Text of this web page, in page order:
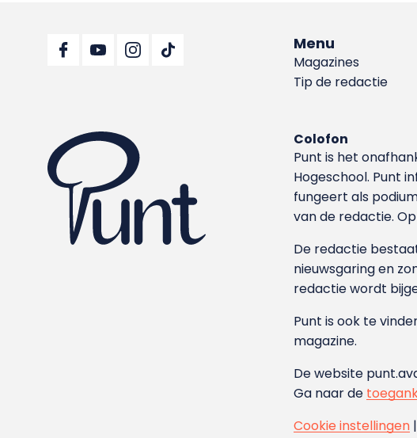
Menu
Magazines
Tip de redactie
Colofon
Punt is het
Hoge­school. Punt
fungeert als
van de redactie.
De redactie
nieuwsgaring en
redactie wordt
Punt is ook te
magazine.
De website
Ga naar de
Cookie instellingen